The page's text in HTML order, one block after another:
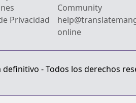
Privacidad
Community
online
- Todos los derechos